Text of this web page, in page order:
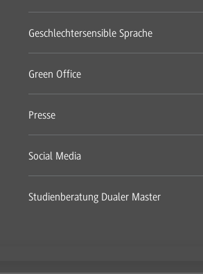
Geschlechtersensible Sprache
Green Office
Presse
Social Media
Studienberatung Dualer Master